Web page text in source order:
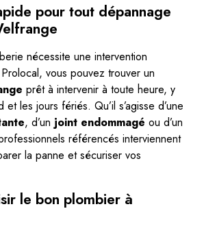
pour tout dépannage
nécessite une intervention
vous pouvez trouver un
prêt à intervenir à toute heure, y
les jours fériés. Qu’il s’agisse d’une
, d’un joint endommagé ou d’un
référencés interviennent
la panne et sécuriser vos
le bon plombier à